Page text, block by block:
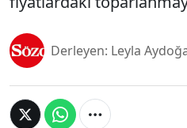
Derleyen: Leyla